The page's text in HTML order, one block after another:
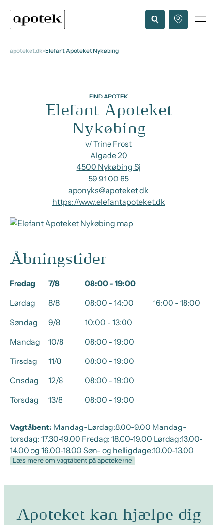
apoteket.dk Elefant Apoteket Nykøbing
FIND APOTEK
Elefant Apoteket
Nykøbing
v/ Trine Frost
Algade 20
4500 Nykøbing Sj
59 91 00 85
aponyks@apoteket.dk
https://www.elefantapoteket.dk
Åbningstider
Fredag 7/8
08:00 - 19:00
Lørdag
8/8 08:00 - 14:00
16:00 - 18:00
Søndag
9/8
10:00 - 13:00
Mandag
10/8
08:00 - 19:00
Tirsdag
11/8
08:00 - 19:00
Onsdag
12/8
08:00 - 19:00
Torsdag
13/8 08:00 - 19:00
Vagtåbent: Mandag-Lørdag:8.00-9.00 Mandag-
torsdag: 17.30-19.00 Fredag: 18.00-19.00 Lørdag:13.00-
14.00 og 16.00-18.00 Søn- og helligdage:10.00-13.00
Læs mere om vagtåbent på apotekerne
Apoteket kan hjælpe dig